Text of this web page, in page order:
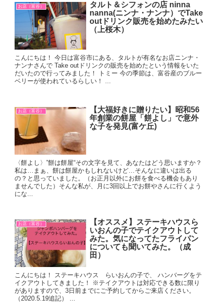
お店（富谷）
タルト＆シフォンの店 ninna
nanna(ニンナ・ナンナ）でTake
outドリンク販売を始めたみたい
（上桜木）
こんにちは！ 今日は富谷市にある、タルトが有名なお店ニンナ・
ナンナさんで Take outドリンクの販売を始めたという情報をいた
だいたので行ってみました！ トミー 今の季節は、富谷産のブルー
ベリーが使われているらしい！ ...
お店（富谷）
【大福好きに贈りたい】昭和56
年創業の餅屋「餅よし」で意外
な子を発見(富ケ丘)
〈餅よし〉”餅は餅屋“その文字を見て、あなたはどう思いますか？
私は…まぁ、餅は餅屋かもしれないけど…そんなに違いは出る
の？と思っていました。（お正月以外にお餅を食べる機会もあり
ませんでした）そんな私が、月に3回以上でお餅やさんに行くよう
にな...
お店（富谷）
【オススメ】ステーキハウスら
いおんの子でテイクアウトして
みた。気になってたフライパン
についても聞いてみた。（成
田）
こんにちは！ ステーキハウス らいおんの子で、 ハンバーグをテ
イクアウトしてきました！ ※テイクアウトは対応できる数に限り
がありますので、3日前までにご予約してからご来店ください。
（2020.5.19追記） ...